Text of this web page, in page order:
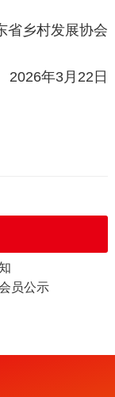
省乡村发展协会
2026年3月22日
员公示